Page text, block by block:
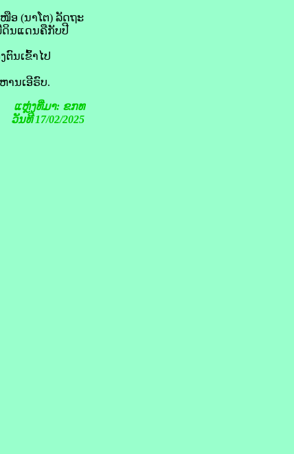
ອ (ນາ​ໂຕ) ລັດຖະ
ດິນແດນ​ຄື​ກັບ​ປີ
ຕົນ​ເຂົ້າ​ໄປ​
ານ​ເອີ​ຣົບ.
ແຫຼ່ງທີ່ມາ: ຂກທ
ວັນທີ 17/02/2025